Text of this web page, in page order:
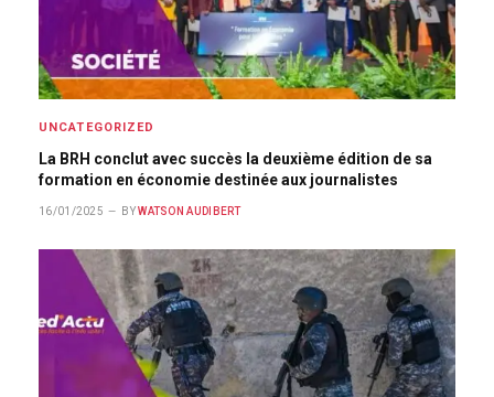
UNCATEGORIZED
La BRH conclut avec succès la deuxième édition de sa
formation en économie destinée aux journalistes
16/01/2025 BY WATSON AUDIBERT